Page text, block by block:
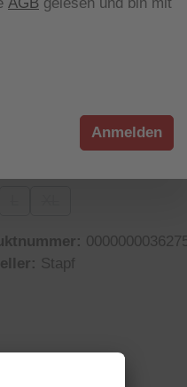
(Diese Option ist zurzeit nicht
Stapf
Anmelden